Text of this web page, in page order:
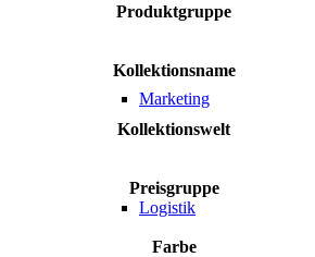
Marketing
Logistik
Produktgruppe
Kollektionsname
Kollektionswelt
Preisgruppe
Farbe